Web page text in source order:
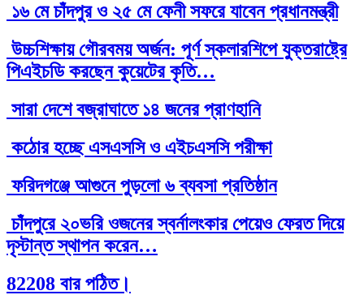
১৬ মে চাঁদপুর ও ২৫ মে ফেনী সফরে যাবেন প্রধানমন্ত্রী
উচ্চশিক্ষায় গৌরবময় অর্জন: পূর্ণ স্কলারশিপে যুক্তরাষ্ট্রে
পিএইচডি করছেন কুয়েটের কৃতি…
সারা দেশে বজ্রাঘাতে ১৪ জনের প্রাণহানি
কঠোর হচ্ছে এসএসসি ও এইচএসসি পরীক্ষা
ফরিদগঞ্জে আগুনে পুড়লো ৬ ব্যবসা প্রতিষ্ঠান
চাঁদপুরে ২০ভরি ওজনের স্বর্নালংকার পেয়েও ফেরত দিয়ে
দৃস্টান্ত স্থাপন করেন…
82208 বার পঠিত।